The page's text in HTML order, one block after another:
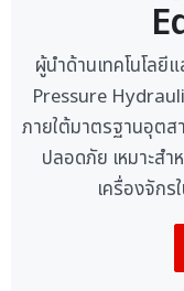
ผู้นำด้านเทคโนโล
Pressure
ภายใต้มาตรฐานอุตส
ปลอดภัย เหมาะส
เครื่องจัก